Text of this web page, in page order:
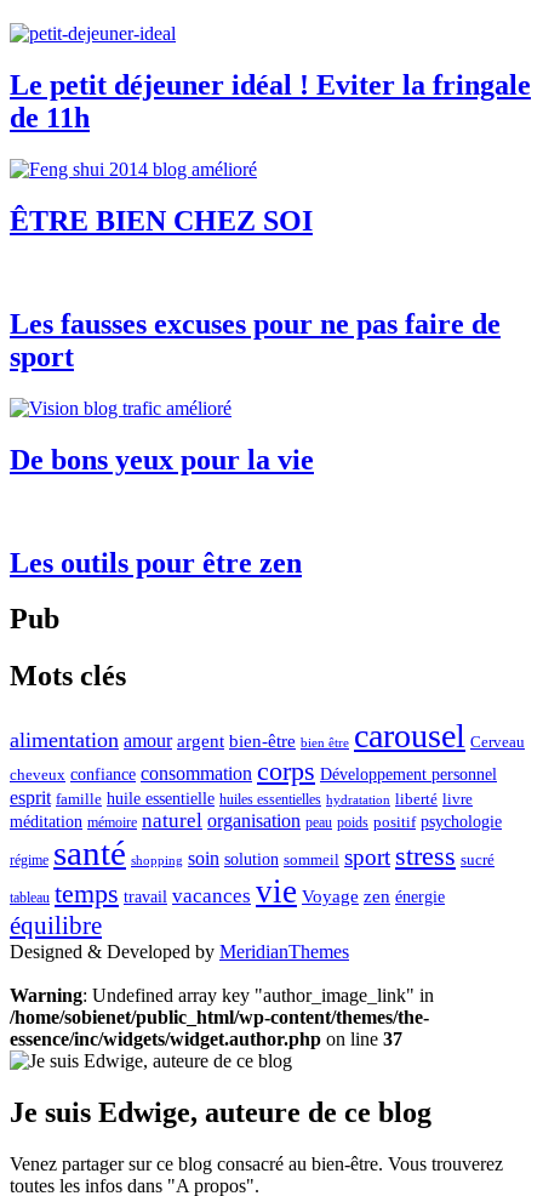
Le petit déjeuner idéal ! Eviter la fringale
de 11h
ÊTRE BIEN CHEZ SOI
Les fausses excuses pour ne pas faire de
sport
De bons yeux pour la vie
Les outils pour être zen
Pub
Mots clés
alimentation amour argent bien-être bien être carousel Cerveau
cheveux confiance consommation corps Développement personnel
esprit famille huile essentielle huiles essentielles hydratation liberté livre
méditation mémoire naturel organisation peau poids positif psychologie
régime santé shopping soin solution sommeil sport stress sucré
tableau temps travail vacances vie Voyage zen énergie
équilibre
Designed & Developed by MeridianThemes
Warning: Undefined array key "author_image_link" in
/home/sobienet/public_html/wp-content/themes/the-
essence/inc/widgets/widget.author.php on line 37
Je suis Edwige, auteure de ce blog
Venez partager sur ce blog consacré au bien-être. Vous trouverez
toutes les infos dans "A propos".